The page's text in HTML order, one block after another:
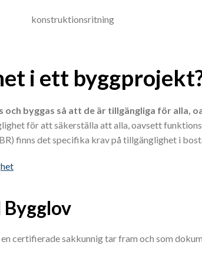
i ett
och byggas så att de är tillgängliga för alla,
för att säkerställa att alla, oavsett
finns det specifika krav på tillgänglighet i
certifierade sakkunnig tar fram och som